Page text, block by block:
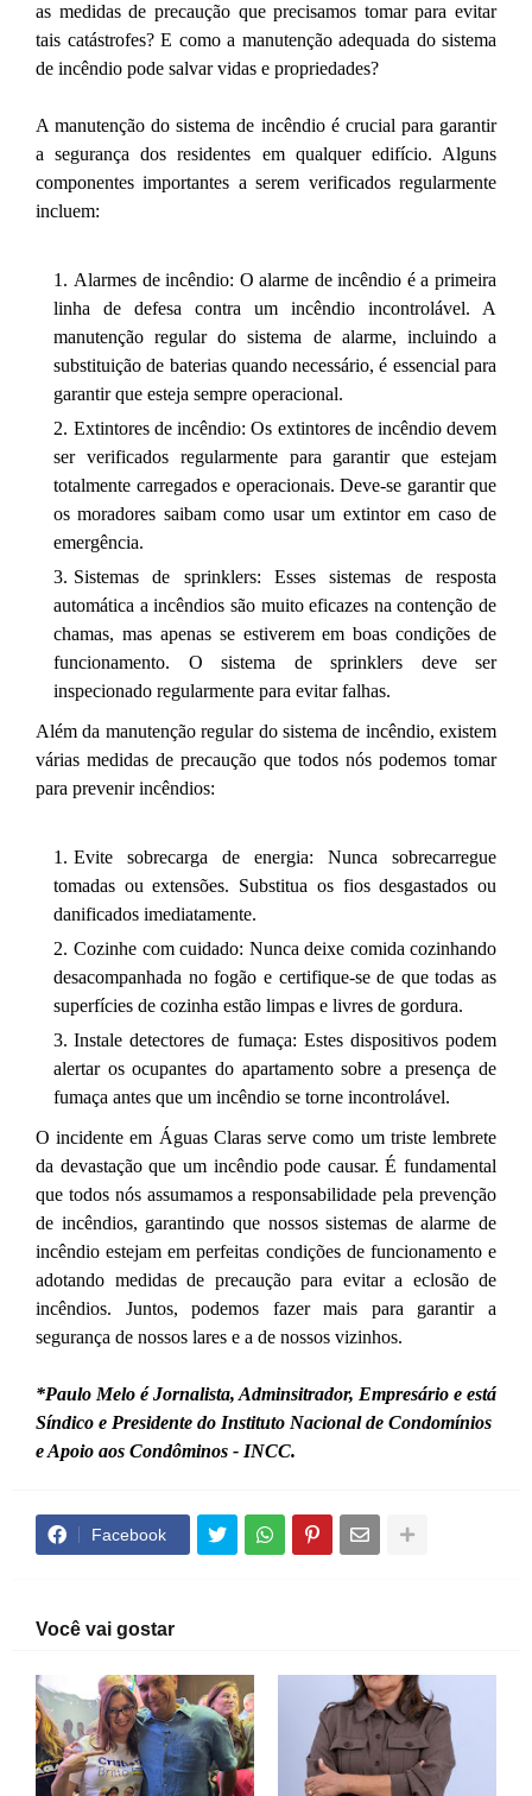
as medidas de precaução que precisamos tomar para evitar
tais catástrofes? E como a manutenção adequada do sistema
de incêndio pode salvar vidas e propriedades?
A manutenção do sistema de incêndio é crucial para garantir
a segurança dos residentes em qualquer edifício. Alguns
componentes importantes a serem verificados regularmente
incluem:
Alarmes de incêndio: O alarme de incêndio é a primeira
linha de defesa contra um incêndio incontrolável. A
manutenção regular do sistema de alarme, incluindo a
substituição de baterias quando necessário, é essencial para
garantir que esteja sempre operacional.
Extintores de incêndio: Os extintores de incêndio devem
ser verificados regularmente para garantir que estejam
totalmente carregados e operacionais. Deve-se garantir que
os moradores saibam como usar um extintor em caso de
emergência.
Sistemas de sprinklers: Esses sistemas de resposta
automática a incêndios são muito eficazes na contenção de
chamas, mas apenas se estiverem em boas condições de
funcionamento. O sistema de sprinklers deve ser
inspecionado regularmente para evitar falhas.
Além da manutenção regular do sistema de incêndio, existem
várias medidas de precaução que todos nós podemos tomar
para prevenir incêndios:
Evite sobrecarga de energia: Nunca sobrecarregue
tomadas ou extensões. Substitua os fios desgastados ou
danificados imediatamente.
Cozinhe com cuidado: Nunca deixe comida cozinhando
desacompanhada no fogão e certifique-se de que todas as
superfícies de cozinha estão limpas e livres de gordura.
Instale detectores de fumaça: Estes dispositivos podem
alertar os ocupantes do apartamento sobre a presença de
fumaça antes que um incêndio se torne incontrolável.
O incidente em Águas Claras serve como um triste lembrete
da devastação que um incêndio pode causar. É fundamental
que todos nós assumamos a responsabilidade pela prevenção
de incêndios, garantindo que nossos sistemas de alarme de
incêndio estejam em perfeitas condições de funcionamento e
adotando medidas de precaução para evitar a eclosão de
incêndios. Juntos, podemos fazer mais para garantir a
segurança de nossos lares e a de nossos vizinhos.
*Paulo Melo é Jornalista, Adminsitrador, Empresário e está
Síndico e Presidente do Instituto Nacional de Condomínios
e Apoio aos Condôminos - INCC.
Facebook
Você vai gostar